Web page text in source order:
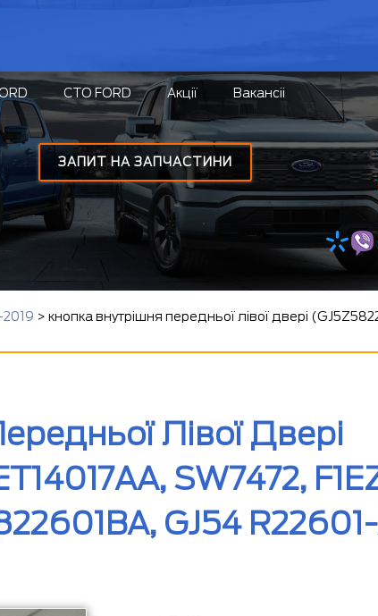
ЗАПИТ НА ЗАПЧАСТИНИ
СТО FORD Акції Вакансіі
2019 > кнопка внутрішня передньої лівої двері
Лівої Двері
SW7472,
GJ54